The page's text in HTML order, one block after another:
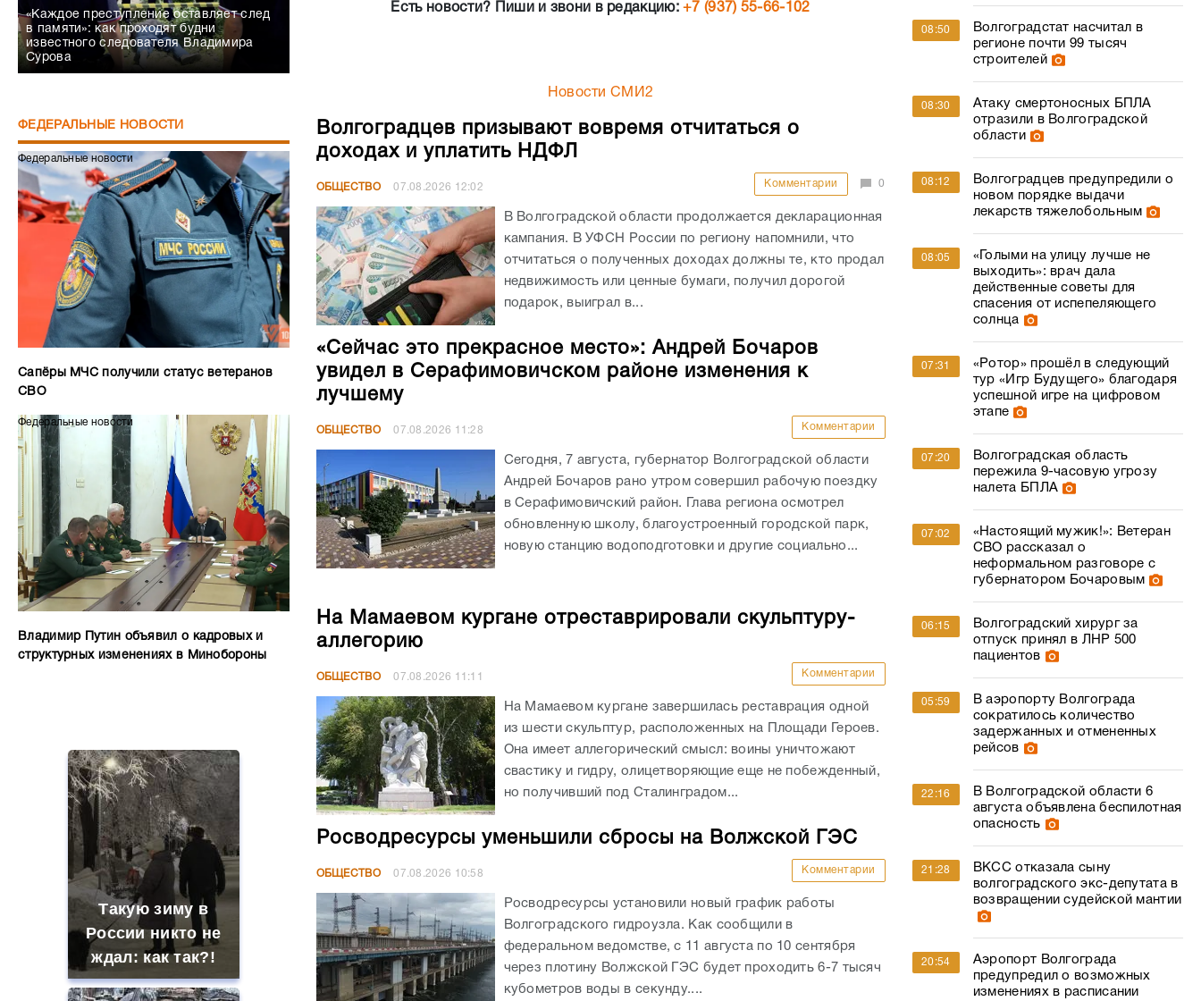
«Каждое преступление оставляет след
в памяти»: как проходят будни
известного следователя Владимира
Сурова
ФЕДЕРАЛЬНЫЕ НОВОСТИ
Федеральные новости
Сапёры МЧС получили статус ветеранов
СВО
Федеральные новости
Владимир Путин объявил о кадровых и
структурных изменениях в Минобороны
Такую зиму в
России никто не
ждал: как так?!
Есть новости? Пиши и звони в редакцию:+7 (937) 55-66-102
Новости СМИ2
Волгоградцев призывают вовремя отчитаться о
доходах и уплатить НДФЛ
ОБЩЕСТВО 07.08.2026 12:02 Комментарии 0
В Волгоградской области продолжается декларационная
кампания. В УФСН России по региону напомнили, что
отчитаться о полученных доходах должны те, кто продал
недвижимость или ценные бумаги, получил дорогой
подарок, выиграл в...
«Сейчас это прекрасное место»: Андрей Бочаров
увидел в Серафимовичском районе изменения к
лучшему
ОБЩЕСТВО 07.08.2026 11:28 Комментарии
Сегодня, 7 августа, губернатор Волгоградской области
Андрей Бочаров рано утром совершил рабочую поездку
в Серафимовичский район. Глава региона осмотрел
обновленную школу, благоустроенный городской парк,
новую станцию водоподготовки и другие социально...
На Мамаевом кургане отреставрировали скульптуру-
аллегорию
ОБЩЕСТВО 07.08.2026 11:11 Комментарии
На Мамаевом кургане завершилась реставрация одной
из шести скульптур, расположенных на Площади Героев.
Она имеет аллегорический смысл: воины уничтожают
свастику и гидру, олицетворяющие еще не побежденный,
но получивший под Сталинградом...
Росводресурсы уменьшили сбросы на Волжской ГЭС
ОБЩЕСТВО 07.08.2026 10:58 Комментарии
Росводресурсы установили новый график работы
Волгоградского гидроузла. Как сообщили в
федеральном ведомстве, с 11 августа по 10 сентября
через плотину Волжской ГЭС будет проходить 6-7 тысяч
кубометров воды в секунду....
08:50
Волгоградстат насчитал в
регионе почти 99 тысяч
строителей
08:30
Атаку смертоносных БПЛА
отразили в Волгоградской
области
08:12
Волгоградцев предупредили о
новом порядке выдачи
лекарств тяжелобольным
08:05
«Голыми на улицу лучше не
выходить»: врач дала
действенные советы для
спасения от испепеляющего
солнца
07:31
«Ротор» прошёл в следующий
тур «Игр Будущего» благодаря
успешной игре на цифровом
этапе
07:20
Волгоградская область
пережила 9-часовую угрозу
налета БПЛА
07:02
«Настоящий мужик!»: Ветеран
СВО рассказал о
неформальном разговоре с
губернатором Бочаровым
06:15
Волгоградский хирург за
отпуск принял в ЛНР 500
пациентов
05:59
В аэропорту Волгограда
сократилось количество
задержанных и отмененных
рейсов
22:16
В Волгоградской области 6
августа объявлена беспилотная
опасность
21:28
ВКСС отказала сыну
волгоградского экс-депутата в
возвращении судейской мантии
20:54
Аэропорт Волгограда
предупредил о возможных
изменениях в расписании